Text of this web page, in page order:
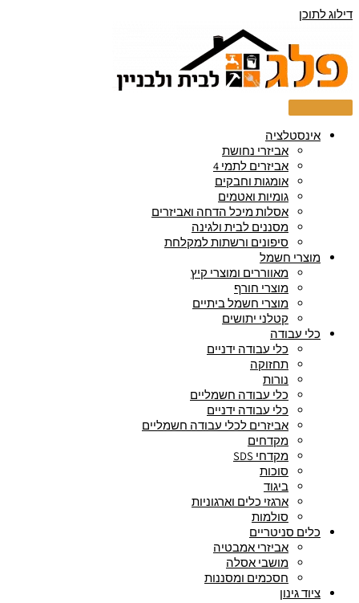
דילוג לתוכן
אינסטלציה
אביזרי נחושת
אביזרים לתמי 4
אומגות וחבקים
גומיות ואטמים
אסלות מיכל הדחה ואביזרים
מסננים לבית ולגינה
סיפונים ורשתות למקלחת
מוצרי חשמל
מאווררים ומוצרי קיץ
מוצרי חורף
מוצרי חשמל ביתיים
קטלני יתושים
כלי עבודה
כלי עבודה ידניים
תחזוקה
נורות
כלי עבודה חשמליים
כלי עבודה ידניים
אביזרים לכלי עבודה חשמליים
מקדחים
מקדחי SDS
סוכות
ביגוד
ארגזי כלים וארגוניות
סולמות
כלים סניטריים
אביזרי אמבטיה
מושבי אסלה
חסכמים ומסננות
ציוד גינון